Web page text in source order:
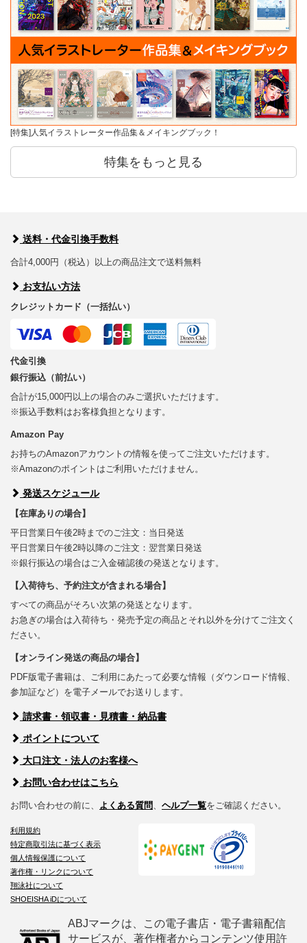
[特集]人気イラストレーター作品集＆メイキングブック！
特集をもっと見る
送料・代金引換手数料
合計4,000円（税込）以上の商品注文で送料無料
お支払い方法
クレジットカード（一括払い）
代金引換
銀行振込（前払い）
合計が15,000円以上の場合のみご選択いただけます。
※振込手数料はお客様負担となります。
Amazon Pay
お持ちのAmazonアカウントの情報を使ってご注文いただけます。
※Amazonのポイントはご利用いただけません。
発送スケジュール
【在庫ありの場合】
平日営業日午後2時までのご注文：当日発送
平日営業日午後2時以降のご注文：翌営業日発送
※銀行振込の場合はご入金確認後の発送となります。
【入荷待ち、予約注文が含まれる場合】
すべての商品がそろい次第の発送となります。
お急ぎの場合は入荷待ち・発売予定の商品とそれ以外を分けてご注文く
ださい。
【オンライン発送の商品の場合】
PDF版電子書籍は、ご利用にあたって必要な情報（ダウンロード情報、
参加証など）を電子メールでお送りします。
請求書・領収書・見積書・納品書
ポイントについて
大口注文・法人のお客様へ
お問い合わせはこちら
お問い合わせの前に、 よくある質問 ヘルプ一覧をご確認ください。
利用規約
特定商取引法に基づく表示
個人情報保護について
著作権・リンクについて
翔泳社について
SHOEISHA iDについて
ABJマークは、この電子書店・電子書籍配信
サービスが、著作権者からコンテンツ使用許